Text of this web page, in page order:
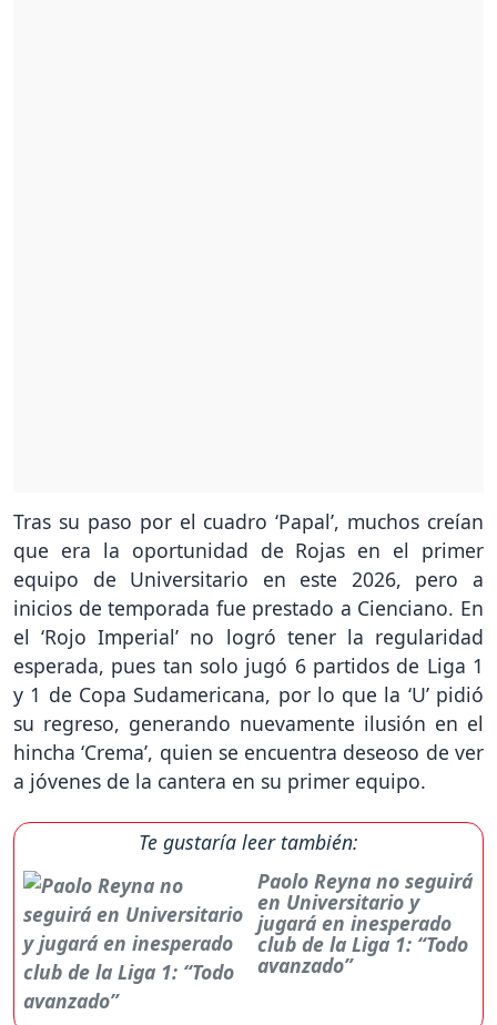
Tras su paso por el cuadro ‘Papal’, muchos creían
que era la oportunidad de Rojas en el primer
equipo de Universitario en este 2026, pero a
inicios de temporada fue prestado a Cienciano. En
el ‘Rojo Imperial’ no logró tener la regularidad
esperada, pues tan solo jugó 6 partidos de Liga 1
y 1 de Copa Sudamericana, por lo que la ‘U’ pidió
su regreso, generando nuevamente ilusión en el
hincha ‘Crema’, quien se encuentra deseoso de ver
a jóvenes de la cantera en su primer equipo.
Te gustaría leer también:
Paolo Reyna no seguirá
en Universitario y
jugará en inesperado
club de la Liga 1: “Todo
avanzado”